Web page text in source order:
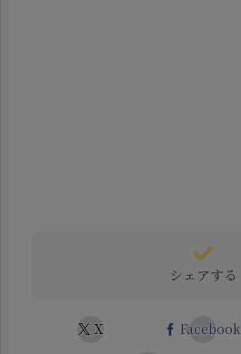
シェアする
X Facebook